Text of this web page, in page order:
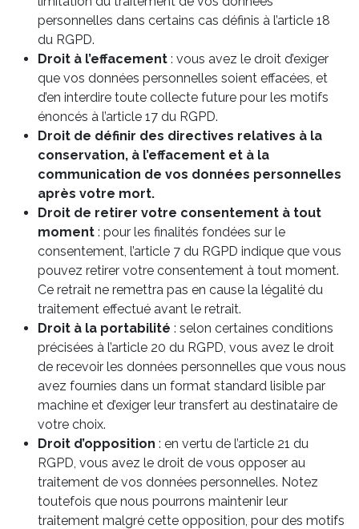
personnelles dans certains cas définis à l’article 18
du RGPD.
Droit à l’effacement : vous avez le droit d’exiger
que vos données personnelles soient effacées, et
d’en interdire toute collecte future pour les motifs
énoncés à l’article 17 du RGPD.
Droit de définir des directives relatives à la
conservation, à l’effacement et à la
communication de vos données personnelles
après votre mort.
Droit de retirer votre consentement à tout
moment : pour les finalités fondées sur le
consentement, l’article 7 du RGPD indique que vous
pouvez retirer votre consentement à tout moment.
Ce retrait ne remettra pas en cause la légalité du
traitement effectué avant le retrait.
Droit à la portabilité : selon certaines conditions
précisées à l’article 20 du RGPD, vous avez le droit
de recevoir les données personnelles que vous nous
avez fournies dans un format standard lisible par
machine et d’exiger leur transfert au destinataire de
votre choix.
Droit d’opposition : en vertu de l’article 21 du
RGPD, vous avez le droit de vous opposer au
traitement de vos données personnelles. Notez
toutefois que nous pourrons maintenir leur
traitement malgré cette opposition, pour des motifs